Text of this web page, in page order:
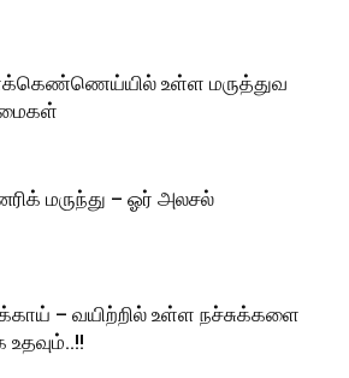
உள்ள மருத்துவ
மருந்து – ஓர் அலசல்
– வயிற்றில் உள்ள நச்சுக்களை
உதவும்..!!